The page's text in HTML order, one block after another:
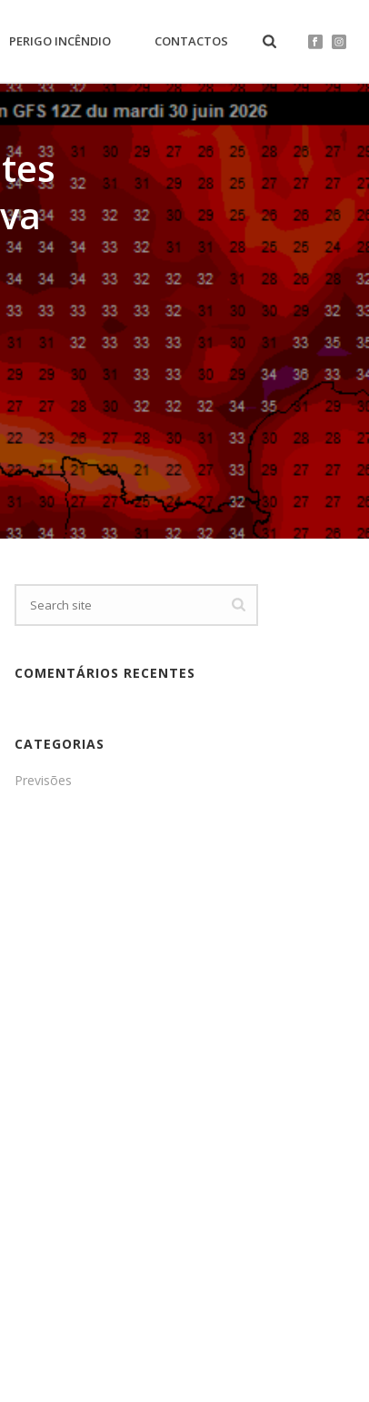
PERIGO INCÊNDIO CONTACTOS
COMENTÁRIOS RECENTES
CATEGORIAS
Previsões